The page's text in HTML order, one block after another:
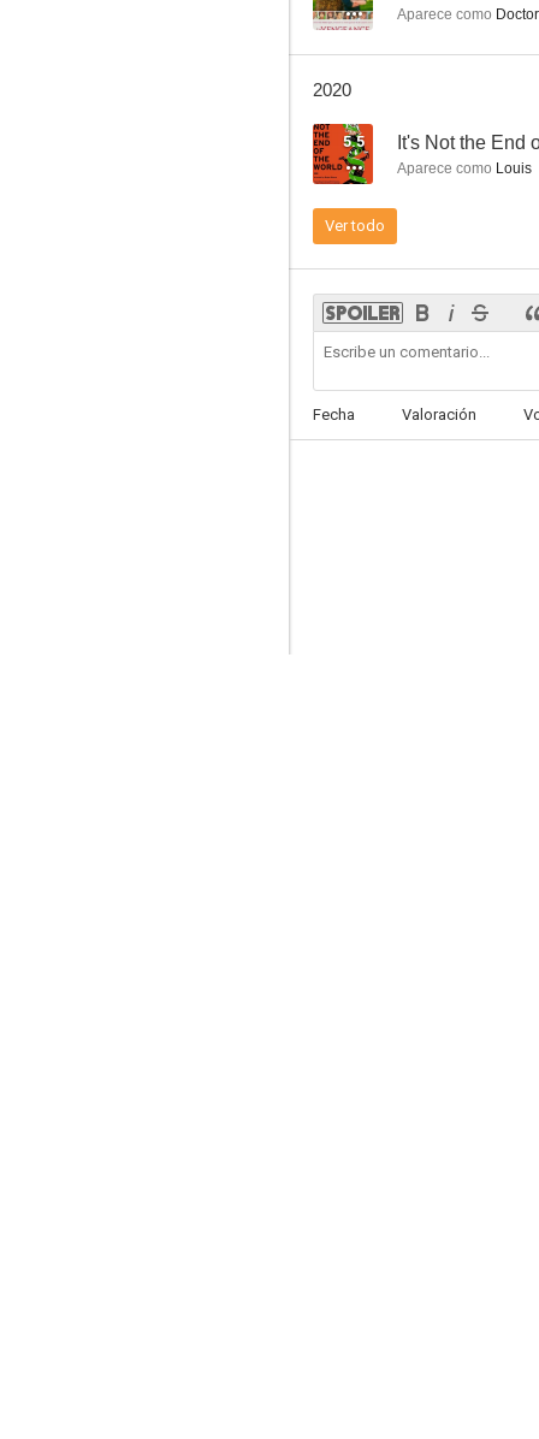
5.5
5.1
Aparece como
2020
5.5 It's Not the End
Aparece como Louis
Ver todo
Fecha Valoración